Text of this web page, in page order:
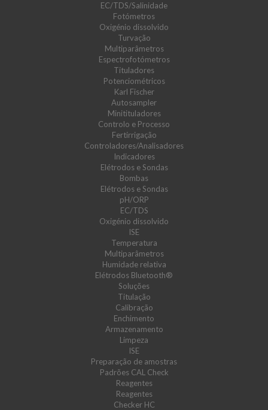
EC/TDS/Salinidade
Fotómetros
Oxigénio dissolvido
Turvação
Multiparâmetros
Espectrofotómetros
Tituladores
Potenciométricos
Karl Fischer
Autosampler
Minitituladores
Controlo e Processo
Fertirrigação
Controladores/Analisadores
Indicadores
Elétrodos e Sondas
Bombas
Elétrodos e Sondas
pH/ORP
EC/TDS
Oxigénio dissolvido
ISE
Temperatura
Multiparâmetros
Humidade relativa
Elétrodos Bluetooth®
Soluções
Titulação
Calibração
Enchimento
Armazenamento
Limpeza
ISE
Preparação de amostras
Padrões CAL Check
Reagentes
Reagentes
Checker HC